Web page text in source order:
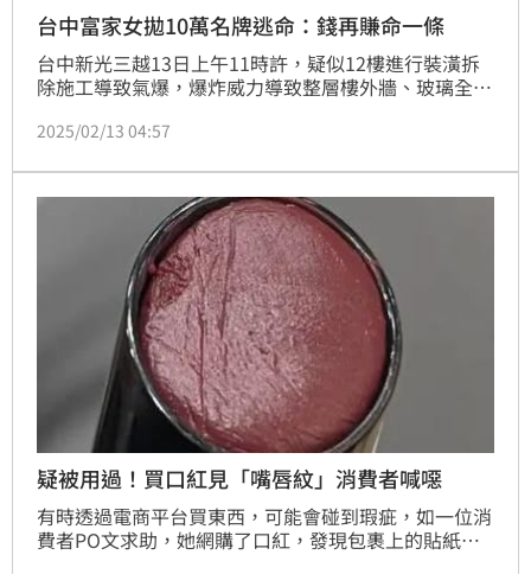
台中富家女拋10萬名牌逃命：錢再賺命一條
台中新光三越13日上午11時許，疑似12樓進行裝潢拆
除施工導致氣爆，爆炸威力導致整層樓外牆、玻璃全部
已有4人死亡、24人輕重傷。洪女表示，今天來新光三
養品，剛拿完就聽到爆炸聲，立刻拋下所有東西逃生，
她直言：「錢再賺就有了，命就一條，比較珍貴。」
2025/02/13 04:57
疑被用過！買口紅見「嘴唇紋」消費者喊噁
有時透過電商平台買東西，可能會碰到瑕疵，如一位消
費者PO文求助，她網購了口紅，發現包裹上的貼紙疑